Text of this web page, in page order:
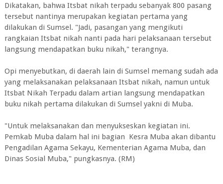
Dikatakan, bahwa Itsbat nikah terpadu sebanyak 800 pasang
tersebut nantinya merupakan kegiatan pertama yang
dilakukan di Sumsel. "Jadi, pasangan yang mengikuti
rangkaian Itsbat nikah nanti pada hari pelaksanaan tersebut
langsung mendapatkan buku nikah," terangnya.
Opi menyebutkan, di daerah lain di Sumsel memang sudah ada
yang melaksanakan pelaksanaan Itsbat nikah, namun untuk
Itsbat Nikah Terpadu dalam artian langsung mendapatkan
buku nikah pertama dilakukan di Sumsel yakni di Muba.
"Untuk melaksanakan dan menyukseskan kegiatan ini.
Pemkab Muba dalam hal ini bagian Kesra Muba akan dibantu
Pengadilan Agama Sekayu, Kementerian Agama Muba, dan
Dinas Sosial Muba," pungkasnya. (RM)